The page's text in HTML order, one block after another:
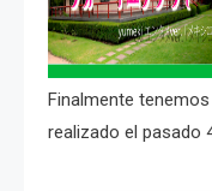
Finalmente
realizado el pasado